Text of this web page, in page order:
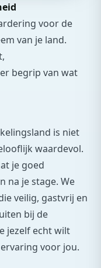
voor de
van je land.
begrip van wat
is niet
waardevol.
je goed
na je stage. We
veilig, gastvrij en
bij de
jezelf echt wilt
voor jou.